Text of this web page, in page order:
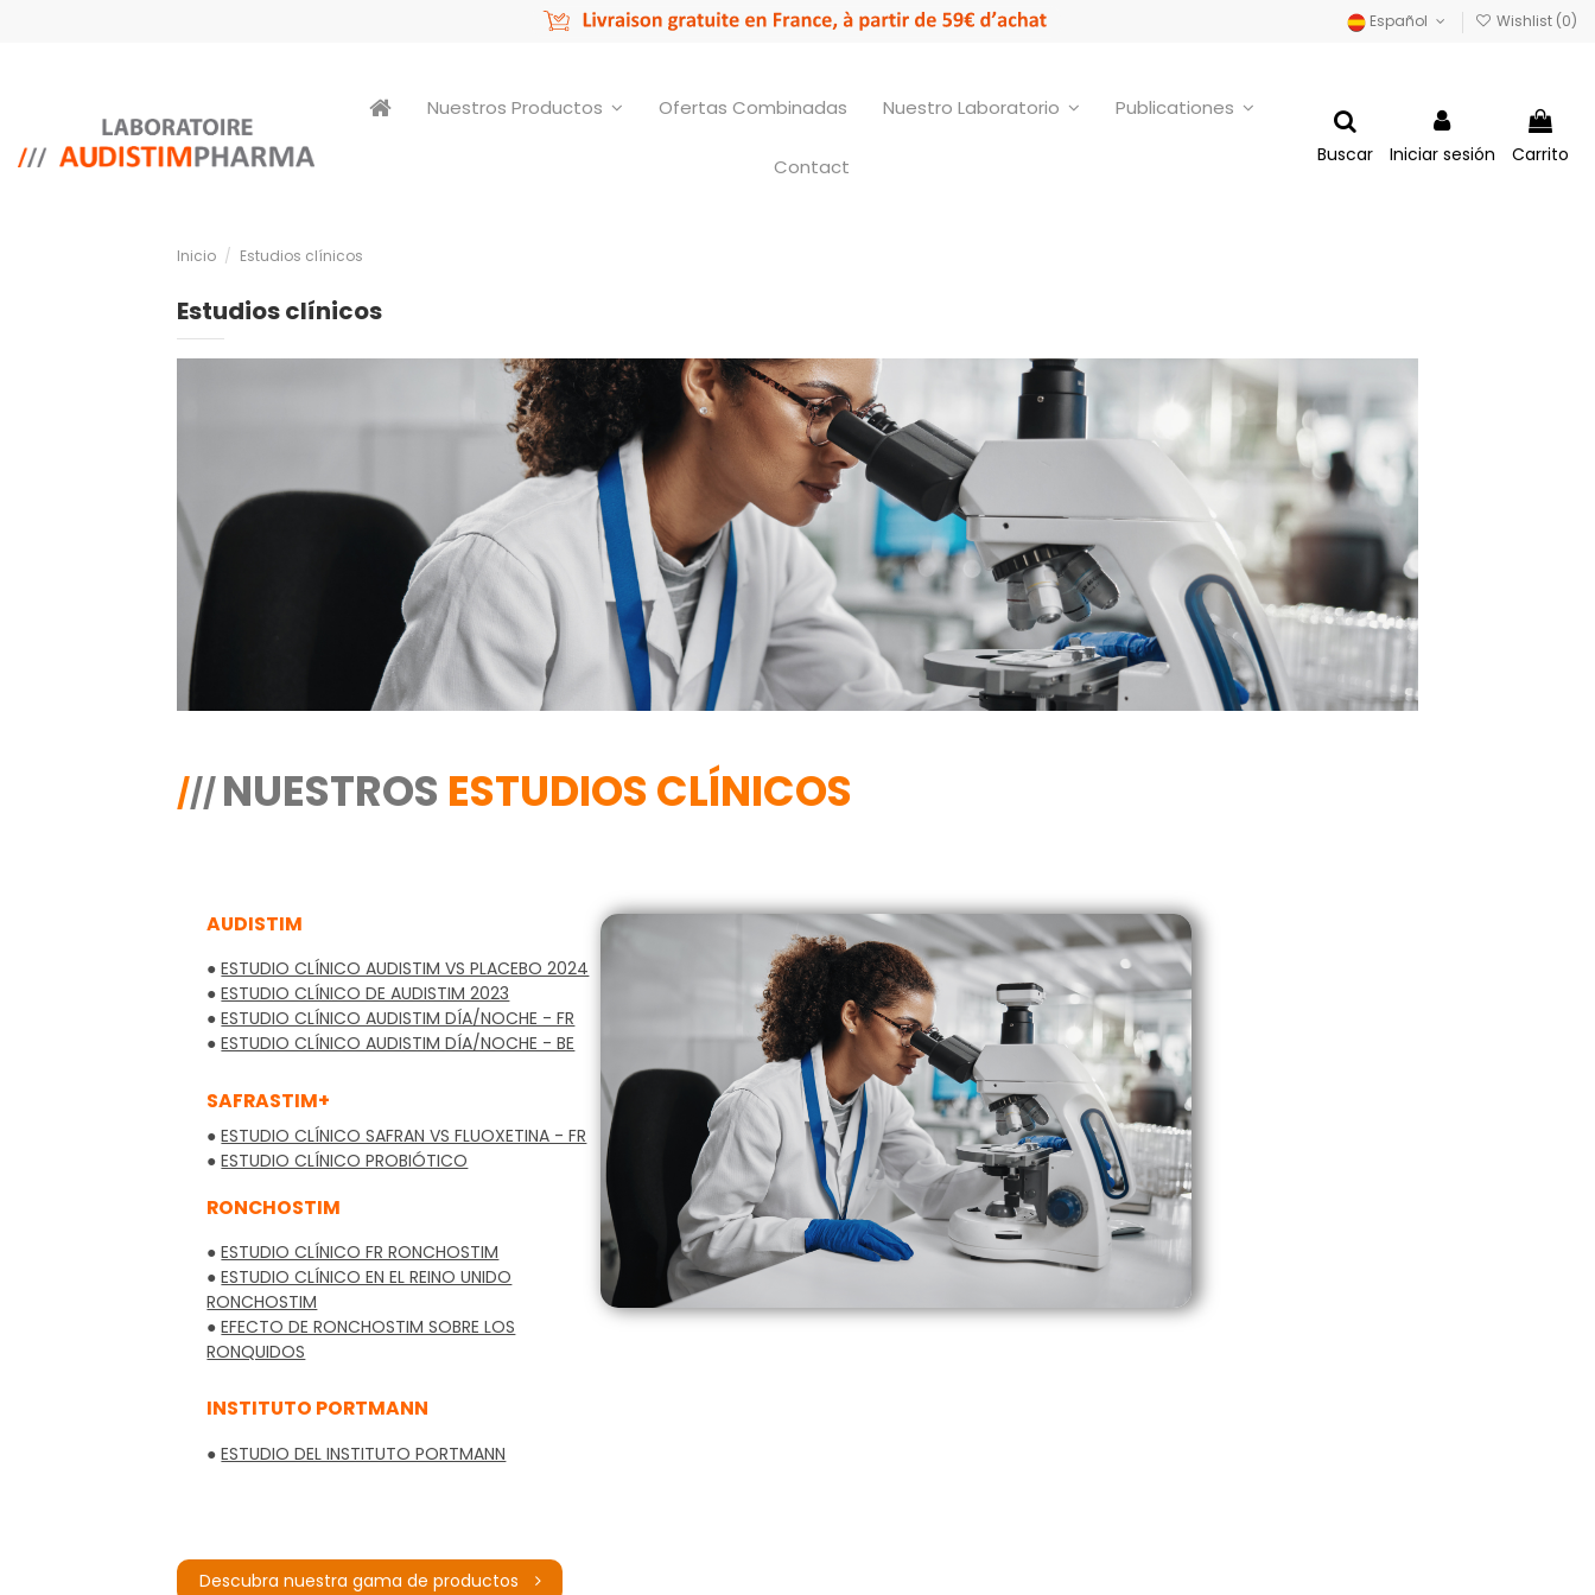
Español Wishlist (0)
Nuestros Productos Ofertas Combinadas Nuestro Laboratorio Publicationes
Contact
Buscar Iniciar sesión Carrito
Inicio Estudios clínicos
Estudios clínicos
/// NUESTROS ESTUDIOS CLÍNICOS
AUDISTIM
●ESTUDIO CLÍNICO AUDISTIM VS PLACEBO 2024
●ESTUDIO CLÍNICO DE AUDISTIM 2023
●ESTUDIO CLÍNICO AUDISTIM DÍA/NOCHE - FR
●ESTUDIO CLÍNICO AUDISTIM DÍA/NOCHE - BE
SAFRASTIM+
●ESTUDIO CLÍNICO SAFRAN VS FLUOXETINA - FR
●ESTUDIO CLÍNICO PROBIÓTICO
RONCHOSTIM
●ESTUDIO CLÍNICO FR RONCHOSTIM
●ESTUDIO CLÍNICO EN EL REINO UNIDO
RONCHOSTIM
●EFECTO DE RONCHOSTIM SOBRE LOS
RONQUIDOS
INSTITUTO PORTMANN
●ESTUDIO DEL INSTITUTO PORTMANN
Descubra nuestra gama de productos